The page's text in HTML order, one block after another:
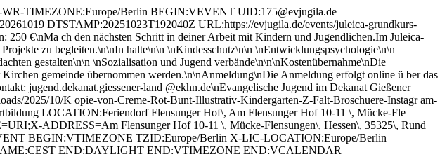
TIMEZONE:Europe/Berlin BEGIN:VEVENT UID:175@evjugila.de
DTSTAMP:20251023T192040Z URL:https://evjugila.de/events/juleica-grundkurs-
€\nMa ch den nächsten Schritt in deiner Arbeit mit Kindern und Jugendlichen.Im Juleica-
zu begleiten.\n\nIn halte\n\n \nKindesschutz\n\n \nEntwicklungspsychologie\n\n
gestalten\n\n \nSozialisation und Jugend verbände\n\n\nKostenübernahme\nDie
gemeinde übernommen werden.\n\nAnmeldung\nDie Anmeldung erfolgt online ü ber das
jugend.dekanat.giessener-land @ekhn.de\nEvangelische Jugend im Dekanat Gießener
2025/10/K opie-von-Creme-Rot-Bunt-Illustrativ-Kindergarten-Z-Falt-Broschuere-Instagr am-
LOCATION:Feriendorf Flensunger Hof\, Am Flensunger Hof 10-11 \, Mücke-Fle
ADDRESS=Am Flensunger Hof 10-11 \, Mücke-Flensungen\, Hessen\, 35325\, Rund
BEGIN:VTIMEZONE TZID:Europe/Berlin X-LIC-LOCATION:Europe/Berlin
END:DAYLIGHT END:VTIMEZONE END:VCALENDAR